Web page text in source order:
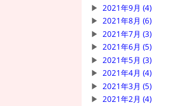
2021年9月 (4)
2021年8月 (6)
2021年7月 (3)
2021年6月 (5)
2021年5月 (3)
2021年4月 (4)
2021年3月 (5)
2021年2月 (4)